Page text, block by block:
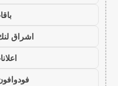
اشراق